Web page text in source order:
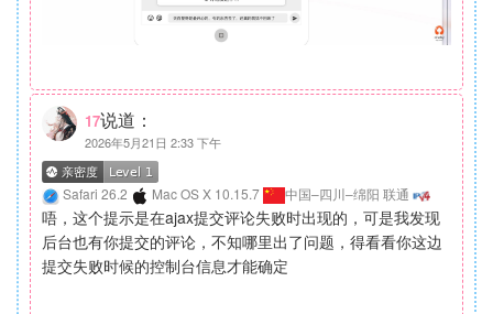
17说道：
2026年5月21日 2:33 下午
Safari 26.2 Mac OS X 10.15.7 中国–四川–绵阳 联通
唔，这个提示是在ajax提交评论失败时出现的，可是我发现
后台也有你提交的评论，不知哪里出了问题，得看看你这边
提交失败时候的控制台信息才能确定